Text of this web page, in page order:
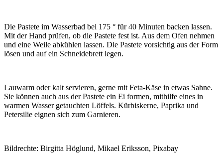
Die Pastete im Wasserbad bei 175 ° für 40 Minuten backen lassen.
Mit der Hand prüfen, ob die Pastete fest ist. Aus dem Ofen nehmen
und eine Weile abkühlen lassen. Die Pastete vorsichtig aus der Form
lösen und auf ein Schneidebrett legen.
Lauwarm oder kalt servieren, gerne mit Feta-Käse in etwas Sahne.
Sie können auch aus der Pastete ein Ei formen, mithilfe eines in
warmen Wasser getauchten Löffels. Kürbiskerne, Paprika und
Petersilie eignen sich zum Garnieren.
Bildrechte: Birgitta Höglund, Mikael Eriksson, Pixabay